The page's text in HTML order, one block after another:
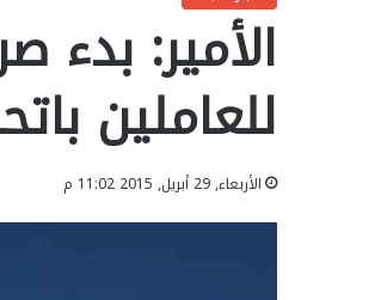
الأمير: بدء
للعاملين
الأربعاء, 29 أبريل, 2015 11:02 م